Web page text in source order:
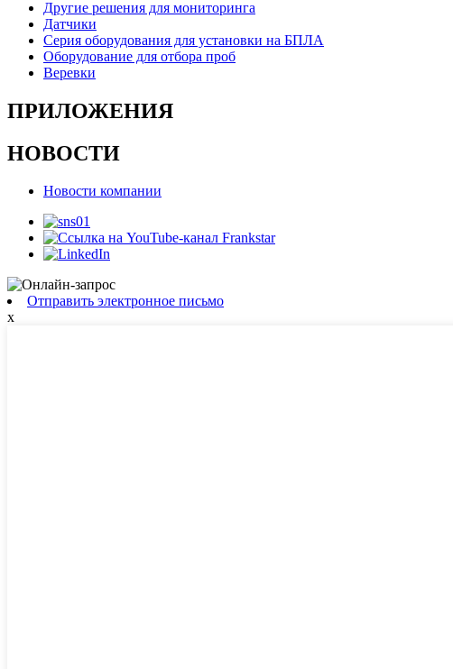
Другие решения для мониторинга
Датчики
Серия оборудования для установки на БПЛА
Оборудование для отбора проб
Веревки
ПРИЛОЖЕНИЯ
НОВОСТИ
Новости компании
Отправить электронное письмо
x